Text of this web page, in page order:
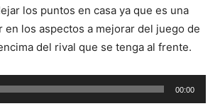
los puntos en casa ya que es una
en los aspectos a mejorar del juego de
del rival que se tenga al frente.
00:00